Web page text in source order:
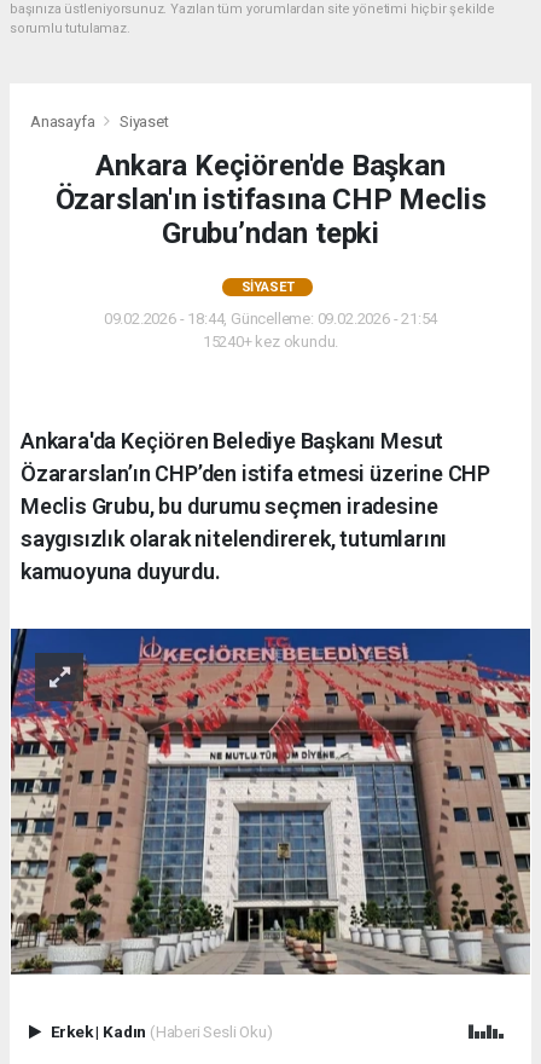
başınıza üstleniyorsunuz. Yazılan tüm yorumlardan site yönetimi hiçbir şekilde
sorumlu tutulamaz.
Anasayfa Siyaset
Ankara Keçiören'de Başkan
Özarslan'ın istifasına CHP Meclis
Grubu’ndan tepki
SIYASET
09.02.2026 - 18:44, Güncelleme: 09.02.2026 - 21:54
15240+ kez okundu.
Ankara'da Keçiören Belediye Başkanı Mesut
Özararslan’ın CHP’den istifa etmesi üzerine CHP
Meclis Grubu, bu durumu seçmen iradesine
saygısızlık olarak nitelendirerek, tutumlarını
kamuoyuna duyurdu.
Erkek| Kadın (Haberi Sesli Oku)